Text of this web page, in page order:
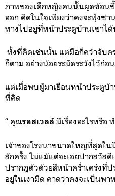
ภาพของเด็กหญิงคนนั้นผุดซ้อน
ออก คิดในใจเพียงว่าคงจะฟุ้งซ่า
ทางไปอยู่ที่หน้าประตูบ้านเขาได้
ทั้งที่คิดเช่นนั้น แต่มือก็คว้าจับค
ก็ตาม อย่างน้อยระมัดระวังไว้ก่อ
แต่เมื่อพบผู้มาเยือนหน้าประตูบ้
ที่คิด
“ คุณรอสเวลล์ มีเรื่องอะไรหรือ
เจ้าของโรงนาขนาดใหญ่ที่สุดใน
สักครั้ง ไม่แม้แต่จะเอ่ยปากสวัส
ปรากฎตัวด้วยสีหน้าคร่ำเคร่งที่
อยู่ในเงามืด คาดว่าคงจะเป็นพ